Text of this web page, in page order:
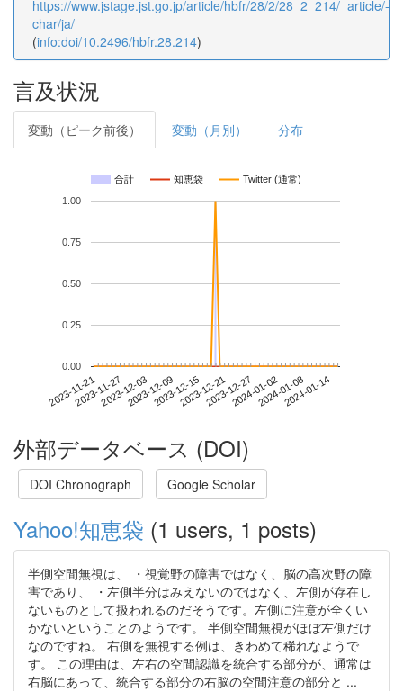
https://www.jstage.jst.go.jp/article/hbfr/28/2/28_2_214/_article/-
char/ja/
(info:doi/10.2496/hbfr.28.214)
言及状況
変動（ピーク前後） 変動（月別） 分布
合計 知恵袋 Twitter (通常)
2023-11-212023-11-272023-12-032023-12-092023-12-152023-12-212023-12-272024-01-022024-01-082024-01-14
0.00
0.25
0.50
0.75
1.00
外部データベース (DOI)
DOI Chronograph Google Scholar
Yahoo!知恵袋 (1 users, 1 posts)
半側空間無視は、 ・視覚野の障害ではなく、脳の高次野の障
害であり、 ・左側半分はみえないのではなく、左側が存在し
ないものとして扱われるのだそうです。左側に注意が全くい
かないということのようです。 半側空間無視がほぼ左側だけ
なのですね。 右側を無視する例は、きわめて稀れなようで
す。 この理由は、左右の空間認識を統合する部分が、通常は
右脳にあって、統合する部分の右脳の空間注意の部分と ...